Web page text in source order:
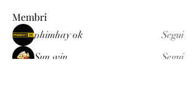
Membri
phimhay ok
Segui
Sun win
Segui